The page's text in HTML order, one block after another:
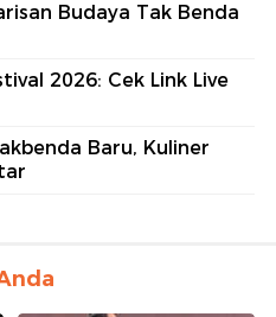
Budaya Tak Benda
2026: Cek Link Live
Baru, Kuliner